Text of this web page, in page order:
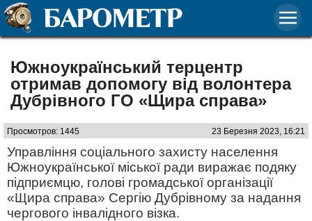
Южноукраїнський терцентр
отримав допомогу від волонтера
Дубрівного ГО «Щира справа»
Просмотров: 1445 23 Березня 2023, 16:21
Управління соціального захисту населення
Южноукраїнської міської ради виражає подяку
підприємцю, голові громадської організації
«Щира справа» Сергію Дубрівному за надання
чергового інвалідного візка.